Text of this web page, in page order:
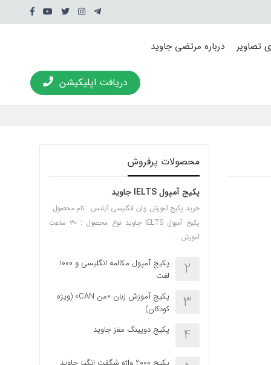
تصاویر درباره مرتضی جاوید
دریافت اپلیکیشن
محصولات پرفروش
پکیج آمپول IELTS جاوید
خرید پکیج آموزش زبان انگلیسی آیلتس نام محصول :
پکیج آمپول IELTS جاوید نوع محصول : ۳۰ ساعت
آموزش …
2
پکیج آمپول مکالمه انگلیسی و 1000
لغت
3
پکیج آموزش زبان «من CAN» (ویژه
کودکان)
4 پکیج دوپینگ مغز جاوید